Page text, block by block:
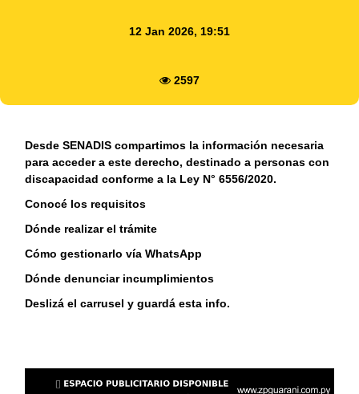
12 Jan 2026, 19:51
2597
Desde SENADIS compartimos la información necesaria
para acceder a este derecho, destinado a personas con
discapacidad conforme a la Ley N° 6556/2020.
Conocé los requisitos
Dónde realizar el trámite
Cómo gestionarlo vía WhatsApp
Dónde denunciar incumplimientos
Deslizá el carrusel y guardá esta info.